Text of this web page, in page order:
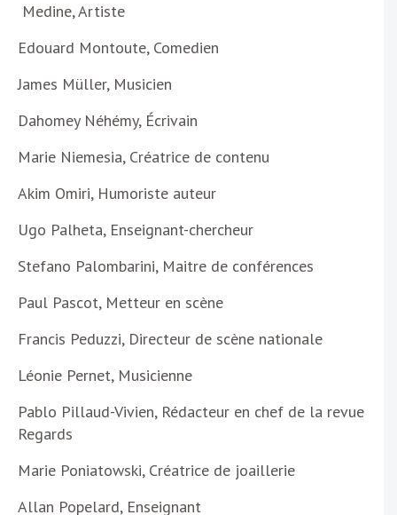
Medine, Artiste
Edouard Montoute, Comedien
James Müller, Musicien
Dahomey Néhémy, Écrivain
Marie Niemesia, Créatrice de contenu
Akim Omiri, Humoriste auteur
Ugo Palheta, Enseignant-chercheur
Stefano Palombarini, Maitre de conférences
Paul Pascot, Metteur en scène
Francis Peduzzi, Directeur de scène nationale
Léonie Pernet, Musicienne
Pablo Pillaud-Vivien, Rédacteur en chef de la revue
Regards
Marie Poniatowski, Créatrice de joaillerie
Allan Popelard, Enseignant